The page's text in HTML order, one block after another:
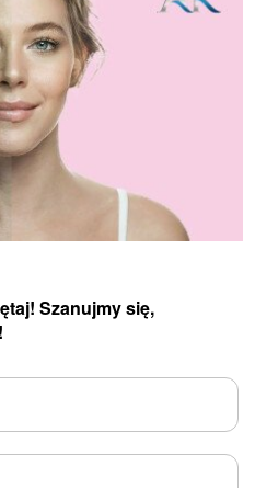
Szanujmy się,